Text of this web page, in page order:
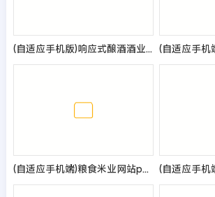
(自适应手机版)响应式酿酒酒业食品类pbootcms网站模板 葡萄酒黄酒类网站源码
(自适应手机端)粮食米业网站pbootcms模板 农业产品网站源码